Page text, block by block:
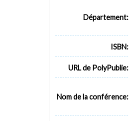
Département:
ISBN:
URL de PolyPublie:
Nom de la conférence: